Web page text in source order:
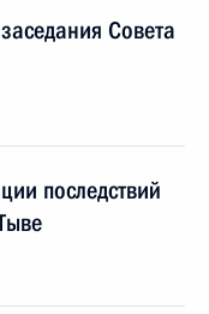
Совета
последствий